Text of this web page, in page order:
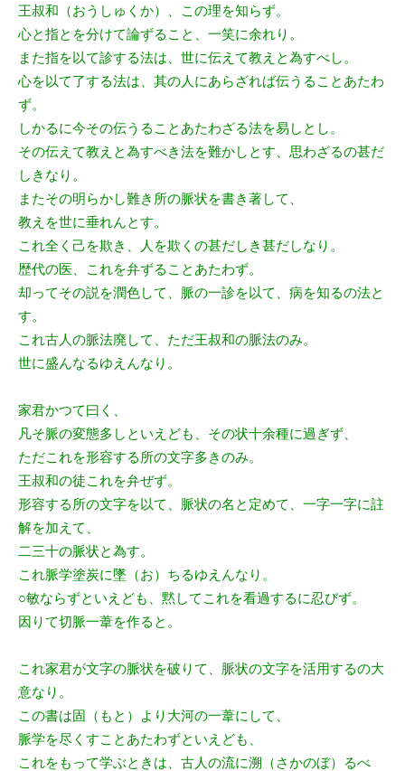
王叔和（おうしゅくか）、この理を知らず。
心と指とを分けて論ずること、一笑に余れり。
また指を以て診する法は、世に伝えて教えと為すべし。
心を以て了する法は、其の人にあらざれば伝うることあたわ
ず。
しかるに今その伝うることあたわざる法を易しとし。
その伝えて教えと為すべき法を難かしとす、思わざるの甚だ
しきなり。
またその明らかし難き所の脈状を書き著して、
教えを世に垂れんとす。
これ全く己を欺き、人を欺くの甚だしき甚だしなり。
歴代の医、これを弁ずることあたわず。
却ってその説を潤色して、脈の一診を以て、病を知るの法と
す。
これ古人の脈法廃して、ただ王叔和の脈法のみ。
世に盛んなるゆえんなり。
家君かつて曰く、
凡そ脈の変態多しといえども、その状十余種に過ぎず、
ただこれを形容する所の文字多きのみ。
王叔和の徒これを弁ぜず。
形容する所の文字を以て、脈状の名と定めて、一字一字に註
解を加えて、
二三十の脈状と為す。
これ脈学塗炭に墜（お）ちるゆえんなり。
○敏ならずといえども、黙してこれを看過するに忍びず。
因りて切脈一葦を作ると。
これ家君が文字の脈状を破りて、脈状の文字を活用するの大
意なり。
この書は固（もと）より大河の一葦にして、
脈学を尽くすことあたわずといえども、
これをもって学ぶときは、古人の流に溯（さかのぼ）るべ